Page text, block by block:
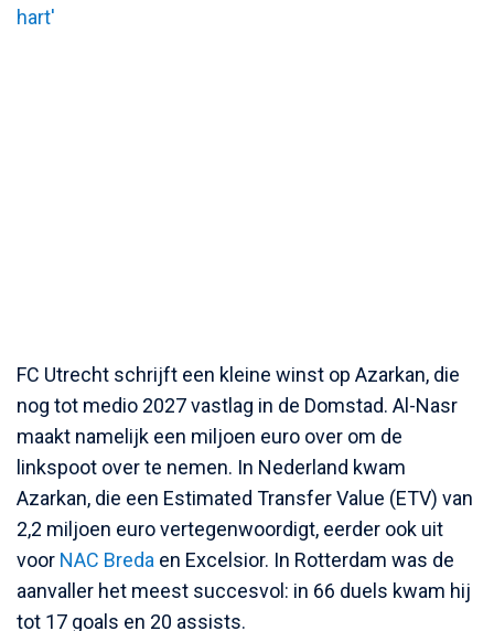
hart'
FC Utrecht schrijft een kleine winst op Azarkan, die
nog tot medio 2027 vastlag in de Domstad. Al-Nasr
maakt namelijk een miljoen euro over om de
linkspoot over te nemen. In Nederland kwam
Azarkan, die een Estimated Transfer Value (ETV) van
2,2 miljoen euro vertegenwoordigt, eerder ook uit
voor NAC Breda en Excelsior. In Rotterdam was de
aanvaller het meest succesvol: in 66 duels kwam hij
tot 17 goals en 20 assists.